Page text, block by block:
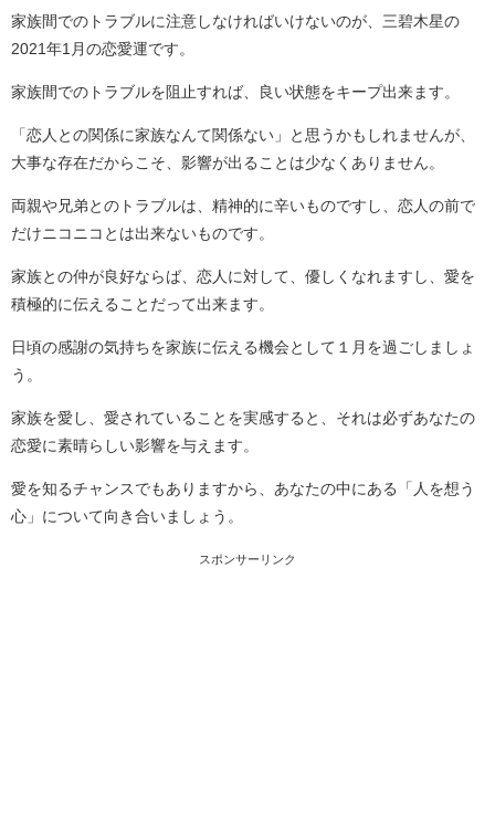
家族間でのトラブルに注意しなければいけないのが、三碧木星の
2021年1月の恋愛運です。
家族間でのトラブルを阻止すれば、良い状態をキープ出来ます。
「恋人との関係に家族なんて関係ない」と思うかもしれませんが、
大事な存在だからこそ、影響が出ることは少なくありません。
両親や兄弟とのトラブルは、精神的に辛いものですし、恋人の前で
だけニコニコとは出来ないものです。
家族との仲が良好ならば、恋人に対して、優しくなれますし、愛を
積極的に伝えることだって出来ます。
日頃の感謝の気持ちを家族に伝える機会として１月を過ごしましょ
う。
家族を愛し、愛されていることを実感すると、それは必ずあなたの
恋愛に素晴らしい影響を与えます。
愛を知るチャンスでもありますから、あなたの中にある「人を想う
心」について向き合いましょう。
スポンサーリンク